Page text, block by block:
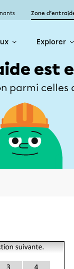
Zone
Explorer
est
parmi celles